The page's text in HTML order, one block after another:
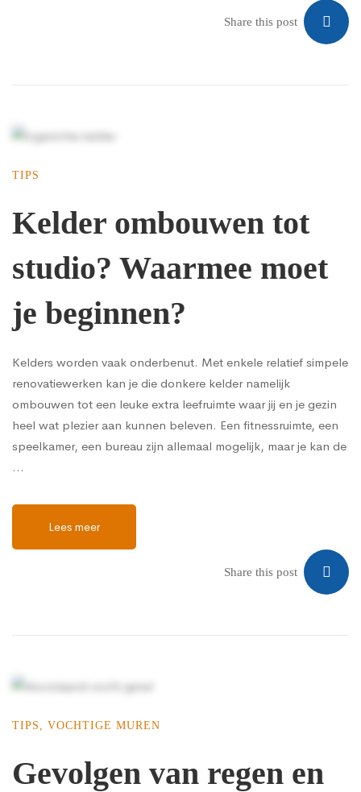
Share this post
TIPS
Kelder ombouwen tot
studio? Waarmee moet
je beginnen?
Kelders worden vaak onderbenut. Met enkele relatief simpele
renovatiewerken kan je die donkere kelder namelijk
ombouwen tot een leuke extra leefruimte waar jij en je gezin
heel wat plezier aan kunnen beleven. Een fitnessruimte, een
speelkamer, een bureau zijn allemaal mogelijk, maar je kan de
…
Lees meer
Share this post
TIPS , VOCHTIGE MUREN
Gevolgen van regen en